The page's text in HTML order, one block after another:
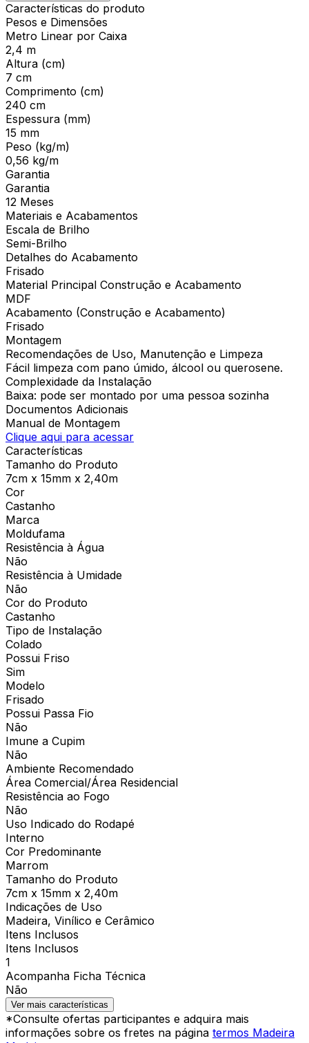
Características do produto
Pesos e Dimensões
Metro Linear por Caixa
2,4 m
Altura (cm)
7 cm
Comprimento (cm)
240 cm
Espessura (mm)
15 mm
Peso (kg/m)
0,56 kg/m
Garantia
Garantia
12 Meses
Materiais e Acabamentos
Escala de Brilho
Semi-Brilho
Detalhes do Acabamento
Frisado
Material Principal Construção e Acabamento
MDF
Acabamento (Construção e Acabamento)
Frisado
Montagem
Recomendações de Uso, Manutenção e Limpeza
Fácil limpeza com pano úmido, álcool ou querosene.
Complexidade da Instalação
Baixa: pode ser montado por uma pessoa sozinha
Documentos Adicionais
Manual de Montagem
Clique aqui para acessar
Características
Tamanho do Produto
7cm x 15mm x 2,40m
Cor
Castanho
Marca
Moldufama
Resistência à Água
Não
Resistência à Umidade
Não
Cor do Produto
Castanho
Tipo de Instalação
Colado
Possui Friso
Sim
Modelo
Frisado
Possui Passa Fio
Não
Imune a Cupim
Não
Ambiente Recomendado
Área Comercial/Área Residencial
Resistência ao Fogo
Não
Uso Indicado do Rodapé
Interno
Cor Predominante
Marrom
Tamanho do Produto
7cm x 15mm x 2,40m
Indicações de Uso
Madeira, Vinílico e Cerâmico
Itens Inclusos
Itens Inclusos
1
Acompanha Ficha Técnica
Não
Ver mais características
*Consulte ofertas participantes e adquira mais
informações sobre os fretes na página termos Madeira